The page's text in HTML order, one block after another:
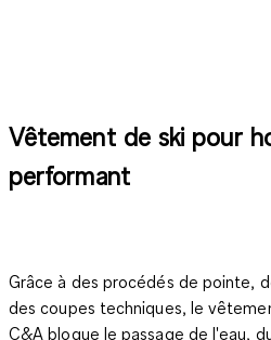
Vêtement de ski pour
performant
Grâce à des procédés de pointe,
des coupes techniques, le
C&A bloque le passage de l'eau,